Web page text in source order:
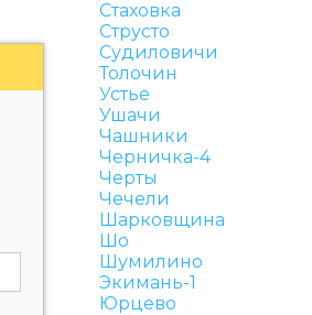
Стаховка
Струсто
Судиловичи
Толочин
Устье
Ушачи
Чашники
Черничка-4
Черты
Чечели
Шарковщина
Шо
Шумилино
Экимань-1
Юрцево